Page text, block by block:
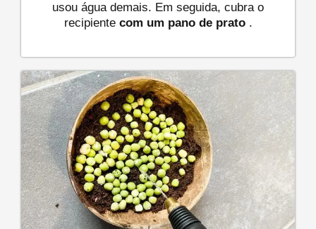
usou água demais. Em seguida, cubra o
recipiente com um pano de prato.